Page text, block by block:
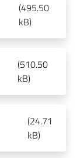
(495.50
kB)
(510.50
kB)
(24.71
kB)